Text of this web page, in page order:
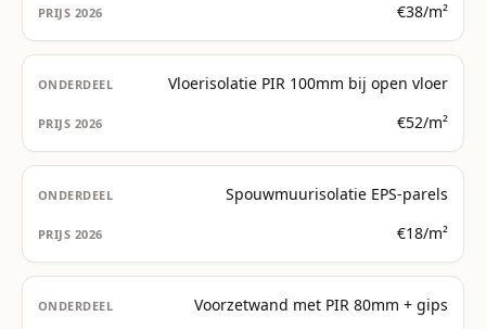
€38/m²
Vloerisolatie PIR 100mm bij open vloer
€52/m²
Spouwmuurisolatie EPS-parels
€18/m²
Voorzetwand met PIR 80mm + gips